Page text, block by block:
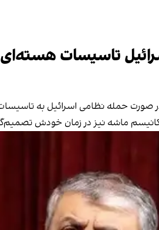
تاسیسات هسته‌ای
صورت حمله نظامی اسرائیل به
ماشه نیز در زمان خودش